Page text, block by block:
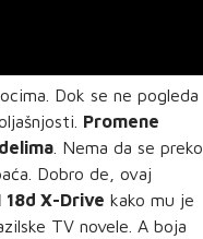
Dok se ne pogleda
Promene
. Nema da se preko
Dobro de, ovaj
18d X-Drive kako mu je
TV novele. A boja